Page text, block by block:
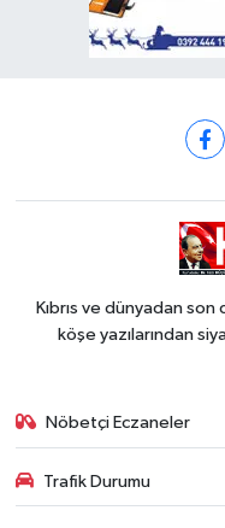
Kıbrıs ve dünyadan
köşe yazılarından
Nöbetçi Eczaneler
Trafik Durumu